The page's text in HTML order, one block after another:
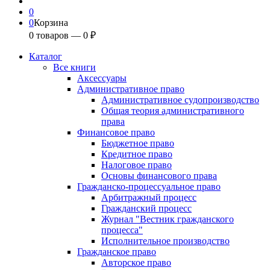
0
0Корзина
0 товаров — 0 ₽
Каталог
Все книги
Аксессуары
Административное право
Административное судопроизводство
Общая теория административного
права
Финансовое право
Бюджетное право
Кредитное право
Налоговое право
Основы финансового права
Гражданско-процессуальное право
Арбитражный процесс
Гражданский процесс
Журнал "Вестник гражданского
процесса"
Исполнительное производство
Гражданское право
Авторское право